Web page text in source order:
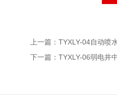
上一篇： TYXLY-04自动喷
下一篇： TYXLY-06弱电井